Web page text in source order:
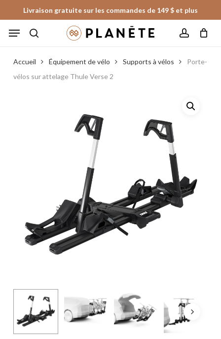
to
main
Livraison gratuite sur les commandes de 149 $ et plus
Menu
Fermer
le
panier
Accueil Équipement de vélo Supports à vélos
Porte-
vélos sur attelage Thule Verse 2